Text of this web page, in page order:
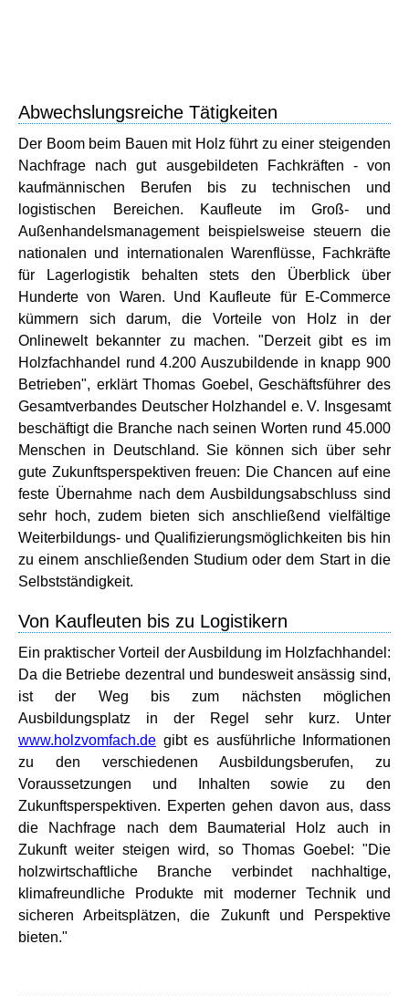
Abwechslungsreiche Tätigkeiten
Der Boom beim Bauen mit Holz führt zu einer steigenden
Nachfrage nach gut ausgebildeten Fachkräften - von
kaufmännischen Berufen bis zu technischen und
logistischen Bereichen. Kaufleute im Groß- und
Außenhandelsmanagement beispielsweise steuern die
nationalen und internationalen Warenflüsse, Fachkräfte
für Lagerlogistik behalten stets den Überblick über
Hunderte von Waren. Und Kaufleute für E-Commerce
kümmern sich darum, die Vorteile von Holz in der
Onlinewelt bekannter zu machen. "Derzeit gibt es im
Holzfachhandel rund 4.200 Auszubildende in knapp 900
Betrieben", erklärt Thomas Goebel, Geschäftsführer des
Gesamtverbandes Deutscher Holzhandel e. V. Insgesamt
beschäftigt die Branche nach seinen Worten rund 45.000
Menschen in Deutschland. Sie können sich über sehr
gute Zukunftsperspektiven freuen: Die Chancen auf eine
feste Übernahme nach dem Ausbildungsabschluss sind
sehr hoch, zudem bieten sich anschließend vielfältige
Weiterbildungs- und Qualifizierungsmöglichkeiten bis hin
zu einem anschließenden Studium oder dem Start in die
Selbstständigkeit.
Von Kaufleuten bis zu Logistikern
Ein praktischer Vorteil der Ausbildung im Holzfachhandel:
Da die Betriebe dezentral und bundesweit ansässig sind,
ist der Weg bis zum nächsten möglichen
Ausbildungsplatz in der Regel sehr kurz. Unter
www.holzvomfach.de gibt es ausführliche Informationen
zu den verschiedenen Ausbildungsberufen, zu
Voraussetzungen und Inhalten sowie zu den
Zukunftsperspektiven. Experten gehen davon aus, dass
die Nachfrage nach dem Baumaterial Holz auch in
Zukunft weiter steigen wird, so Thomas Goebel: "Die
holzwirtschaftliche Branche verbindet nachhaltige,
klimafreundliche Produkte mit moderner Technik und
sicheren Arbeitsplätzen, die Zukunft und Perspektive
bieten."